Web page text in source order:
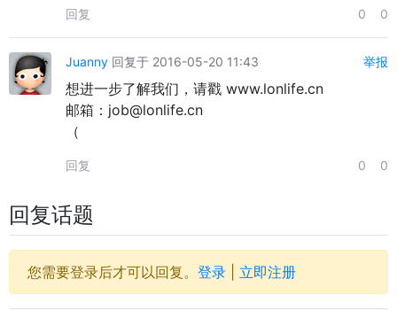
回复 0 0
Juanny 回复于 2016-05-20 11:43 举报
想进一步了解我们，请戳 www.lonlife.cn
邮箱：job@lonlife.cn
（
回复 0 0
回复话题
您需要登录后才可以回复。 登录 立即注册